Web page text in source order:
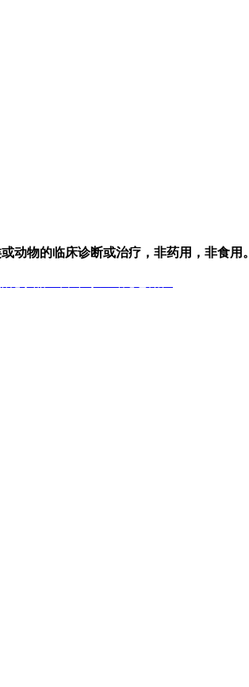
动物的临床诊断或治疗，非药用，非食用。